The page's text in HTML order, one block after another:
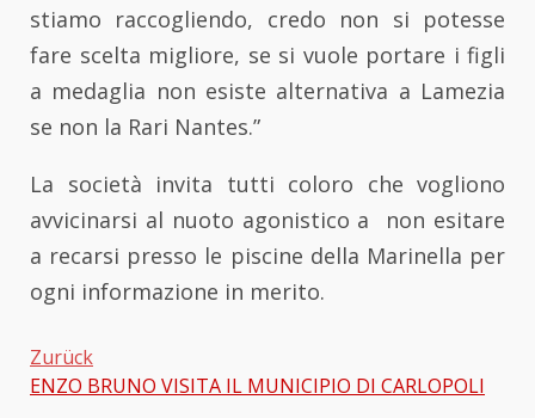
stiamo raccogliendo, credo non si potesse
fare scelta migliore, se si vuole portare i figli
a medaglia non esiste alternativa a Lamezia
se non la Rari Nantes.”
La società invita tutti coloro che vogliono
avvicinarsi al nuoto agonistico a non esitare
a recarsi presso le piscine della Marinella per
ogni informazione in merito.
Beitragsnavigation
Zurück
ENZO BRUNO VISITA IL MUNICIPIO DI CARLOPOLI